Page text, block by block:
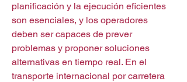
planificación y la ejecución eficientes
son esenciales, y los operadores
deben ser capaces de prever
problemas y proponer soluciones
alternativas en tiempo real. En el
transporte internacional por carretera